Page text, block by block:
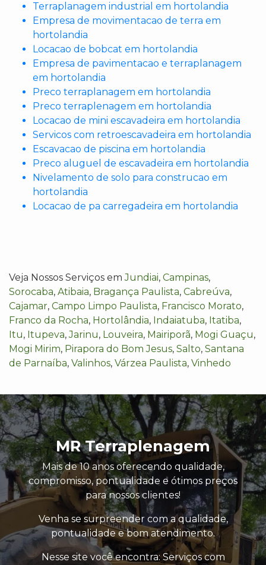
Terraplanagem industrial em hortolandia
Empresa de movimentacao de terra em
hortolandia
Locacao de bobcat em hortolandia
Empresa de pavimentacao e terraplanagem
em hortolandia
Preco terraplanagem em hortolandia
Preco terraplenagem em hortolandia
Locacao de mini escavadeira em hortolandia
Servicos com retroescavadeira em hortolandia
Escavacao de piscina em hortolandia
Preco aluguel de escavadeira em hortolandia
Nivelamento de solo para construcao em
hortolandia
Locacao de pa carregadeira em hortolandia
Veja Nossos Serviços emJundiai, Campinas,
Sorocaba, Atibaia, Bragança Paulista, Cabreúva,
Cajamar, Campo Limpo Paulista, Francisco Morato,
Franco da Rocha, Hortolândia, Indaiatuba, Itatiba,
Itu, Itupeva,Jarinu, Louveira, Mairiporã, Mogi Guaçu,
Mogi Mirim, Pirapora do Bom Jesus, Salto, Santana
de Parnaíba, Valinhos, Várzea Paulista, Vinhedo
MR Terraplenagem
Mais de 10 anos oferecendo qualidade,
compromisso, pontualidade e ótimos preços
para nossos clientes!
Venha se surpreender com a qualidade,
pontualidade e bom atendimento.
Nesse site você encontra: Serviços com